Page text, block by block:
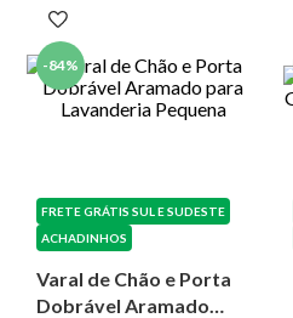
-84%
FRETE GRÁTIS SUL E SUDESTE
ACHADINHOS
Varal de Chão e Porta
Dobrável Aramado